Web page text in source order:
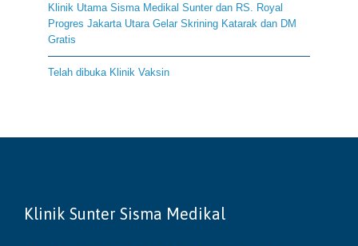
Klinik Utama Sisma Medikal Sunter dan RS. Royal
Progres Jakarta Utara Gelar Skrining Katarak dan DM
Gratis
Telah dibuka Klinik Vaksin
Klinik Sunter Sisma Medikal